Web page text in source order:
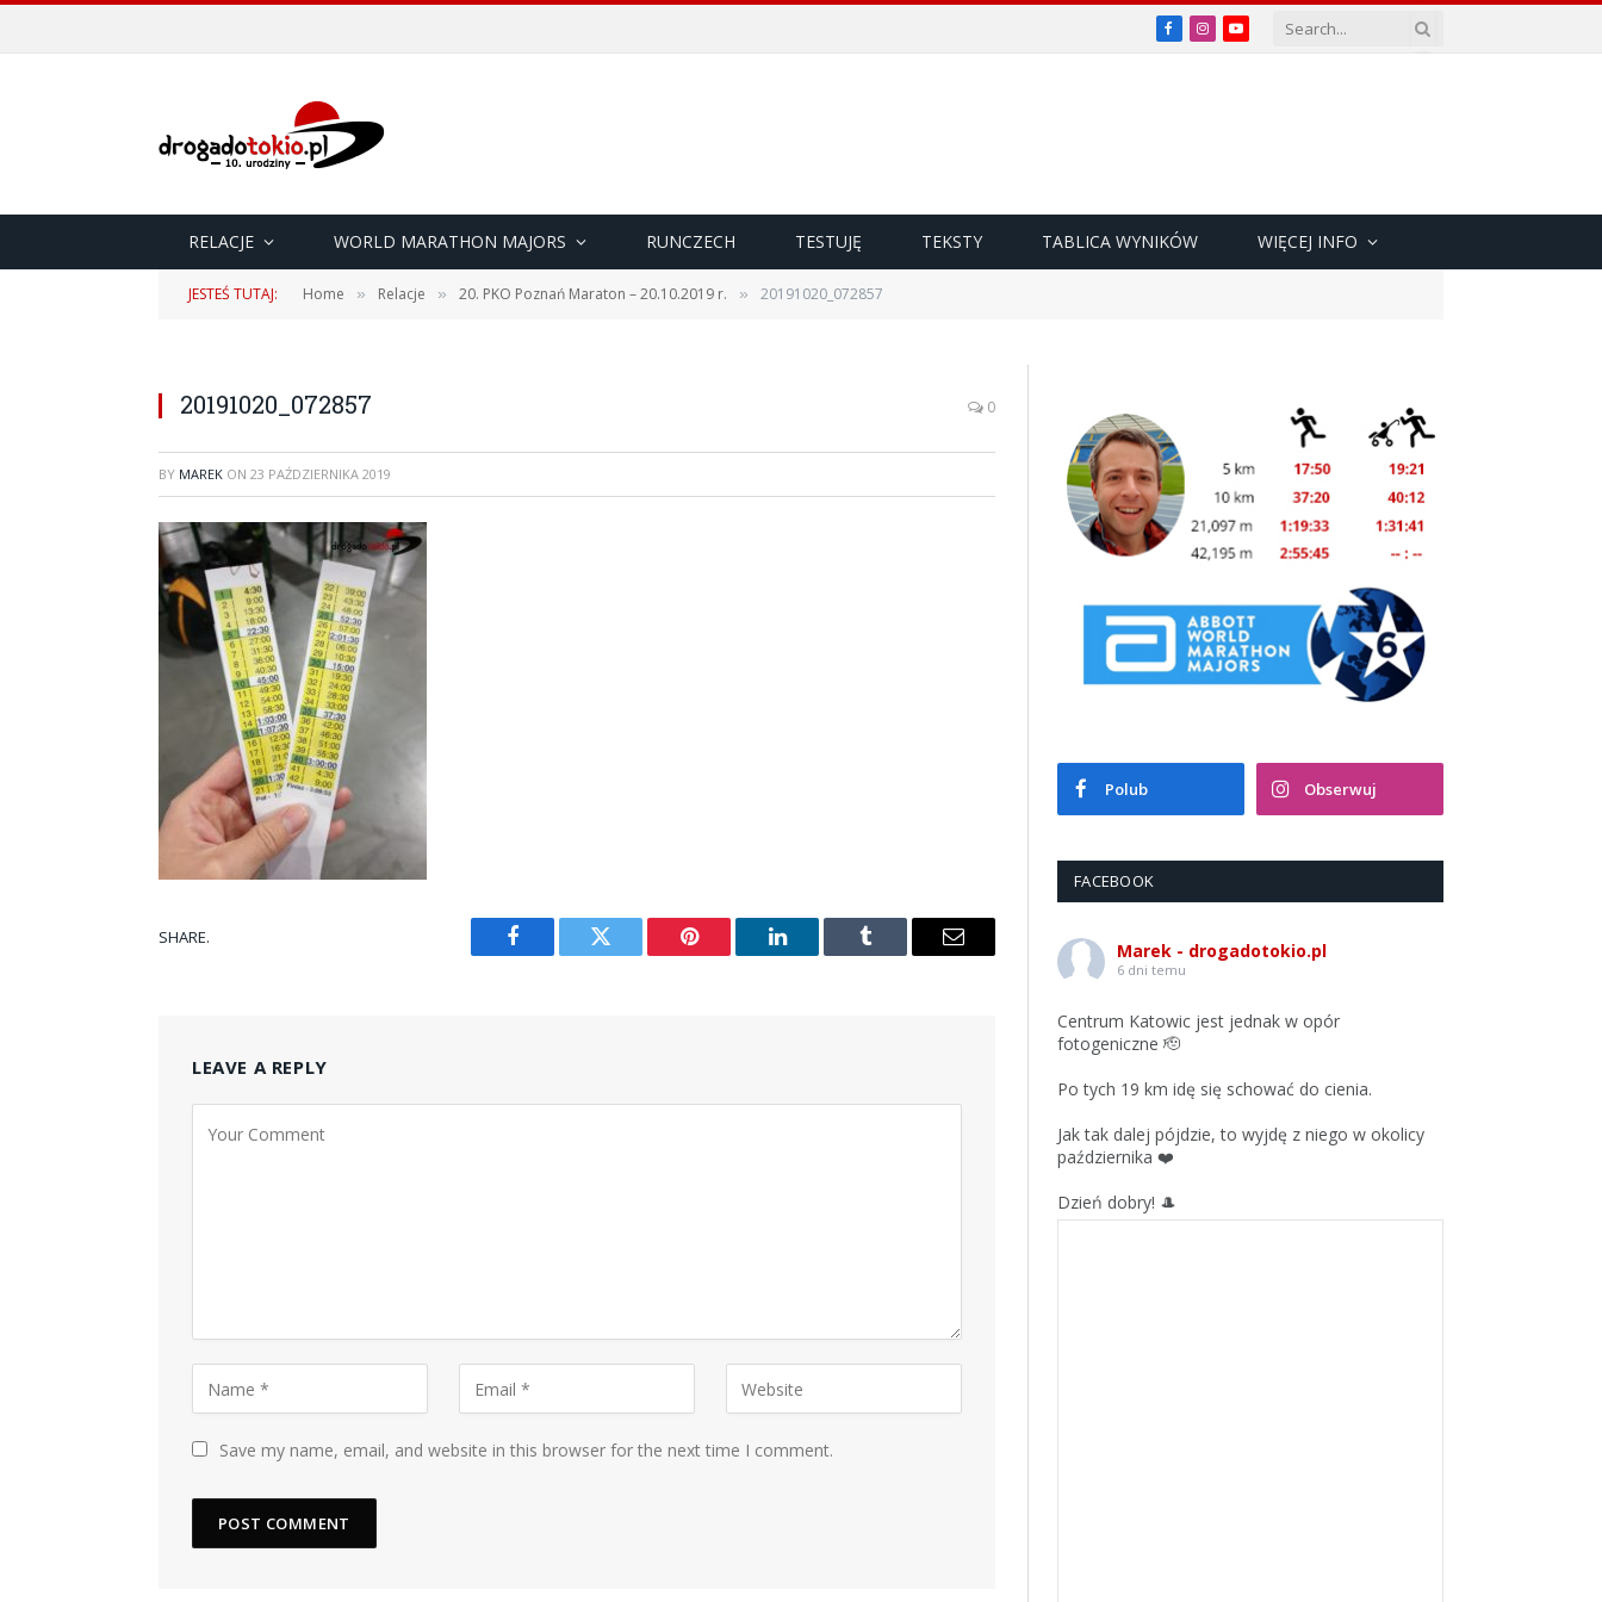
Facebook
InstagramYouTube
RELACJE WORLD MARATHON MAJORS RUNCZECH TESTUJĘ TEKSTY TABLICA WYNIKÓW WIĘCEJ INFO
JESTEŚ TUTAJ: Home » Relacje » 20. PKO Poznań Maraton – 20.10.2019 r. » 20191020_072857
20191020_072857 0
BY MAREK ON 23 PAŹDZIERNIKA 2019
SHARE.
Facebook Twitter Pinterest LinkedIn Tumblr Email
LEAVE A REPLY
Save my name, email, and website in this browser for the next time I comment.
Polub Obserwuj
FACEBOOK
Marek - drogadotokio.pl
6 dni temu
Centrum Katowic jest jednak w opór
fotogeniczne 🫡
Po tych 19 km idę się schować do cienia.
Jak tak dalej pójdzie, to wyjdę z niego w okolicy
października ❤️
Dzień dobry! 🎩